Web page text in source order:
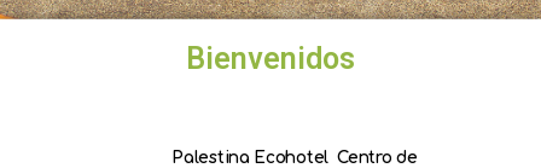
Bienvenidos
Palestina Ecohotel Centro de